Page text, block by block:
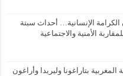
الإنسانية… أحداث سبتة
الأمنية والاجتماعية
المغربية بتاراغونا وليريدا وأراغون